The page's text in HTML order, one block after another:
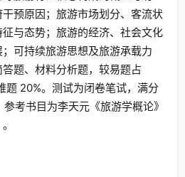
预原因；旅游市场划分、客流状
与态势；旅游的经济、社会文化
可持续旅游思想及旅游承载力
题、材料分析题，较易题占
题 20%。测试为闭卷笔试，满分
考书目为李天元《旅游学概论》